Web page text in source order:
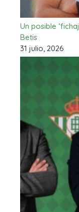
Un posible
Betis
31 julio, 2026